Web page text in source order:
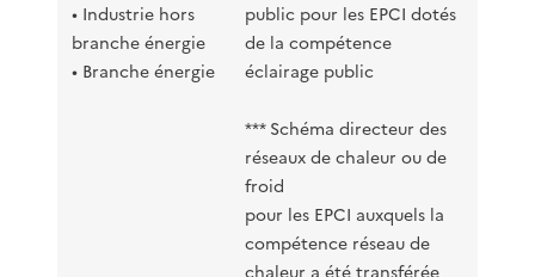
• Industrie hors
branche énergie
• Branche énergie
public pour les EPCI dotés
de la compétence
éclairage public
*** Schéma directeur des
réseaux de chaleur ou de
froid
pour les EPCI auxquels la
compétence réseau de